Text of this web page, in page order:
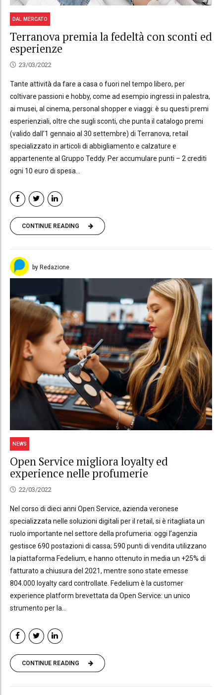
DAL MERCATO
Terranova premia la fedeltà con sconti ed
esperienze
23/03/2022
Tante attività da fare a casa o fuori nel tempo libero, per
coltivare passioni e hobby, come ad esempio ingressi in palestra,
ai musei, al cinema, personal shopper e viaggi: è su questi premi
esperienziali, oltre che sugli sconti, che punta il catalogo premi
(valido dall’1 gennaio al 30 settembre) di Terranova, retail
specializzato in articoli di abbigliamento e calzature e
appartenente al Gruppo Teddy. Per accumulare punti – 2 crediti
ogni 10 euro di spesa...
CONTINUE READING
by Redazione
NEWS
Open Service migliora loyalty ed
experience nelle profumerie
22/03/2022
Nel corso di dieci anni Open Service, azienda veronese
specializzata nelle soluzioni digitali per il retail, si è ritagliata un
ruolo importante nel settore della profumeria: oggi l’agenzia
gestisce 690 postazioni di cassa; 590 punti di vendita utilizzano
la piattaforma Fedelium, e hanno ottenuto in media un +25% di
fatturato a chiusura del 2021, mentre sono state emesse
804.000 loyalty card controllate. Fedelium è la customer
experience platform brevettata da Open Service: un unico
strumento per la...
CONTINUE READING